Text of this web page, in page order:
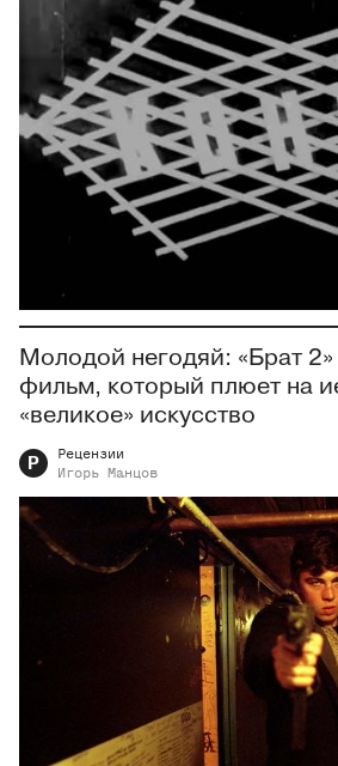
Молодой негодяй: «Брат
фильм, который плюет на
«великое» искусство
Р
Рецензии
Игорь Манцов